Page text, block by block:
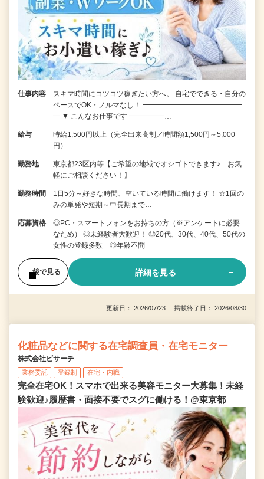
仕事内容
スキマ時間にコツコツ稼ぎたい方へ。 自宅でできる・自分の
ペースでOK・ノルマなし！ ━━━━━━━━━━━━━━
━ ▼ こんなお仕事です ━━━━━…
給与
時給1,500円以上（完全出来高制／時間額1,500円～5,000
円）
勤務地
東京都23区内等【ご希望の地域でオシゴトできます♪ お気
軽にご相談ください！】
勤務時間
1日5分～好きな時間、空いている時間に働けます！ ☆1回の
みの単発や短期～中長期まで…
応募資格
◎PC・スマートフォンをお持ちの方（※アンケートに必要
なため） ◎未経験者大歓迎！ ◎20代、30代、40代、50代の
女性の登録多数 ◎年齢不問
後で見る 詳細を見る
更新日： 2026/07/23 掲載終了日： 2026/08/30
化粧品などに関する在宅調査員・在宅モニター
株式会社ビサーチ
業務委託 登録制 在宅・内職
完全在宅OK！スマホで出来る美容モニター大募集！未経
験歓迎♪履歴書・面接不要でスグに働ける！@東京都